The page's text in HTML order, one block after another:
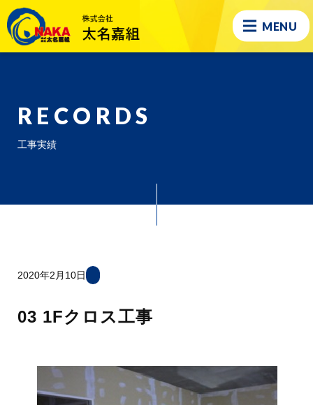
MENU
RECORDS
工事実績
2020年2月10日
03 1Fクロス工事